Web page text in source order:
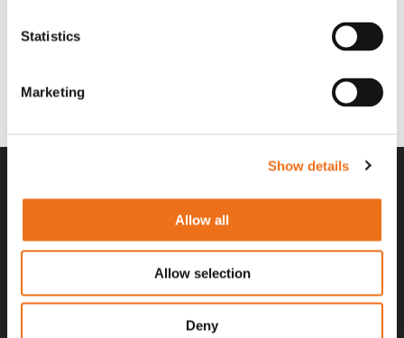
Statistics
Marketing
Show details
Allow all
Allow selection
Deny
Lägg till i varukorg
Rotor teeth 8t/6k 7.5Gr/8 R6/14 Rotor teeth 8t/6k 0Gr/8 R6/14
Alla priser på tillbehör och tillval gäller vid köp av ny maskin. Priserna